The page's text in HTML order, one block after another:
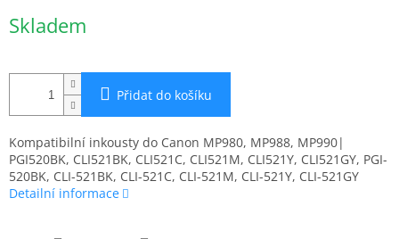
cena:
Skladem
Přidat do košíku
Kompatibilní inkousty do Canon MP980, MP988, MP990|
PGI520BK, CLI521BK, CLI521C, CLI521M, CLI521Y, CLI521GY, PGI-
520BK, CLI-521BK, CLI-521C, CLI-521M, CLI-521Y, CLI-521GY
Detailní informace